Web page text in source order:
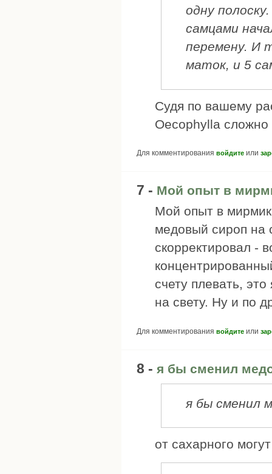
одну
самцами
перемену. И
маток, и 5
Судя по вашему
Oecophylla сложно
Для комментирования войдите или
7 - Мой опыт в
Мой опыт в
медовый сироп на
скорректировал -
счету плевать,
на свету. Ну и по
Для комментирования войдите или
8 - я бы сменил
я бы сменил
от сахарного